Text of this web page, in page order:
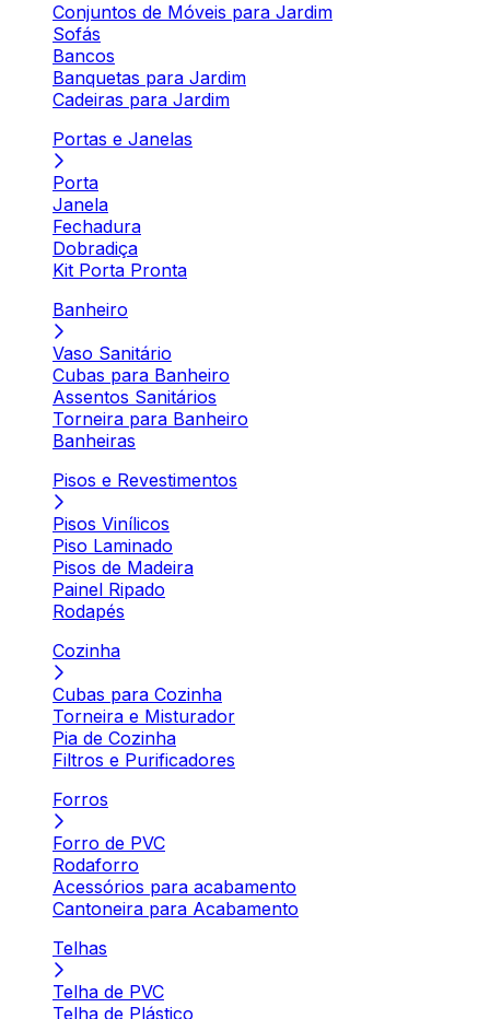
Conjuntos de Móveis para Jardim
Sofás
Bancos
Banquetas para Jardim
Cadeiras para Jardim
Portas e Janelas
Porta
Janela
Fechadura
Dobradiça
Kit Porta Pronta
Banheiro
Vaso Sanitário
Cubas para Banheiro
Assentos Sanitários
Torneira para Banheiro
Banheiras
Pisos e Revestimentos
Pisos Vinílicos
Piso Laminado
Pisos de Madeira
Painel Ripado
Rodapés
Cozinha
Cubas para Cozinha
Torneira e Misturador
Pia de Cozinha
Filtros e Purificadores
Forros
Forro de PVC
Rodaforro
Acessórios para acabamento
Cantoneira para Acabamento
Telhas
Telha de PVC
Telha de Plástico